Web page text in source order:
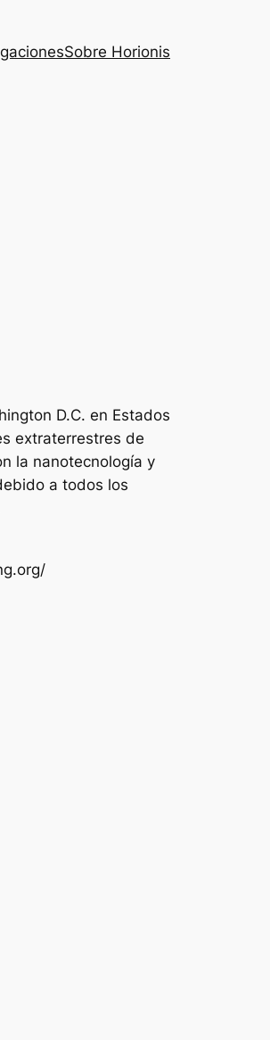
Sobre Horionis
D.C. en Estados
extraterrestres de
la nanotecnología y
a todos los